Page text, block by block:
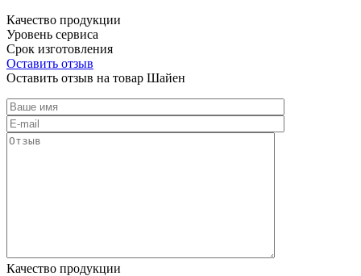
Качество продукции
Уровень сервиса
Срок изготовления
Оставить отзыв
Оставить отзыв на товар Шайен
Качество продукции